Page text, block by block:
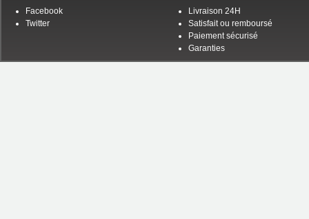
Facebook
Twitter
Livraison 24H
Satisfait ou remboursé
Paiement sécurisé
Garanties